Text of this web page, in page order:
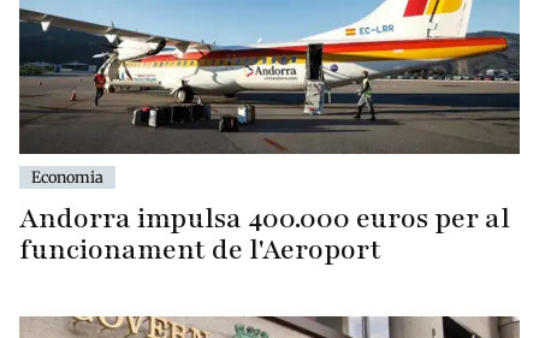
Economia
Andorra impulsa 400.000 euros per al
funcionament de l'Aeroport